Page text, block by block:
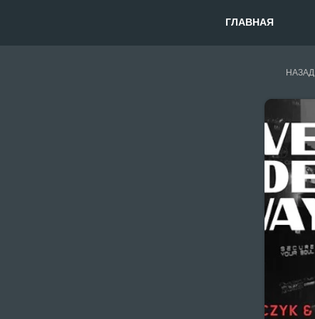
ГЛАВНАЯ
НАЗАД